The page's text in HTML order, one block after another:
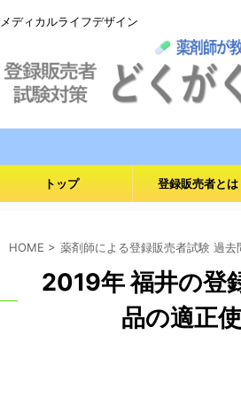
メディカルライフデザイン
トップ 登録販売者とは
HOME > 薬剤師による登録販売者試験 過去
2019年 福井の登
品の適正